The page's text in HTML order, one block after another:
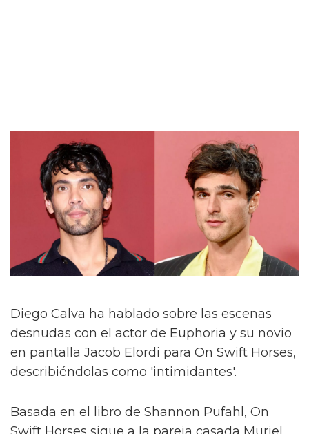
Diego Calva ha hablado sobre las escenas
desnudas con el actor de Euphoria y su novio
en pantalla Jacob Elordi para On Swift Horses,
describiéndolas como 'intimidantes'.
Basada en el libro de Shannon Pufahl, On